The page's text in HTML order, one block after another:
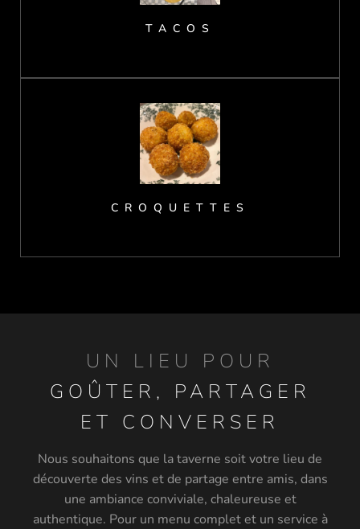
TACOS
CROQUETTES
UN LIEU POUR
GOÛTER, PARTAGER
ET CONVERSER
Nous souhaitons que la taverne soit votre lieu de
découverte des vins et de partage entre amis, dans
une ambiance conviviale, chaleureuse et
authentique. Pour un menu complet et un service à